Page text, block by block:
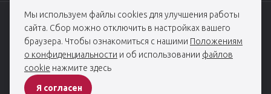
Мы используем файлы cookies для улучшения работы
сайта. Сбор можно отключить в настройках вашего
браузера. Чтобы ознакомиться с нашими Положениям
о конфиденциальности и об использовании файлов
cookie нажмите здесь
Я согласен
© 2006 — 2026, Профессорская клиника Едранова
При использовании материалов гиперссылка на edranov.ru обязательна.
Все права защищены
ПОЛИТИКА КОНФИДЕНЦИАЛЬНОСТИ
Разработка сайта -студия House